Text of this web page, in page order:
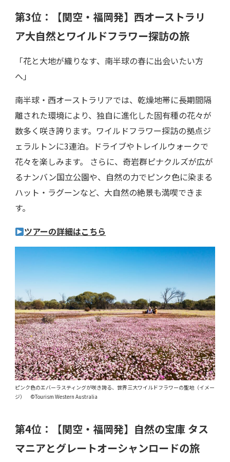
第3位： 【関空・福岡発】 西オーストラリ
ア大自然とワイルドフラワー探訪の旅
「花と大地が織りなす、南半球の春に出会いたい方
へ」
南半球・西オーストラリアでは、乾燥地帯に長期間隔
離された環境により、独自に進化した固有種の花々が
数多く咲き誇ります。ワイルドフラワー探訪の拠点ジ
ェラルトンに3連泊。ドライブやトレイルウォークで
花々を楽しみます。 さらに、奇岩群ピナクルズが広が
るナンバン国立公園や、自然の力でピンク色に染まる
ハット・ラグーンなど、大自然の絶景も満喫できま
す。
ツアーの詳細はこちら
ピンク色のエバーラスティングが咲き誇る、世界三大ワイルドフラワーの聖地（イメー
ジ） ©Tourism Western Australia
第4位： 【関空・福岡発】 自然の宝庫 タス
マニアとグレートオーシャンロードの旅